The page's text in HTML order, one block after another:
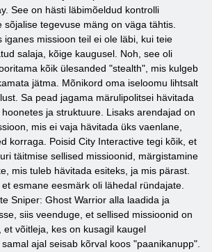
See on hästi läbimõeldud kontrolli
sõjalise tegevuse mäng on väga tähtis.
iganes missioon teil ei ole läbi, kui teie
salaja, kõige kaugusel. Noh, see oli
kõik ülesanded "stealth", mis kulgeb
jätma. Mõnikord oma iseloomu lihtsalt
Sa pead jagama märulipolitsei hävitada
ja struktuure. Lisaks arendajad on
mis ei vaja hävitada üks vaenlane,
korraga. Poisid City Interactive tegi kõik, et
täitmise sellised missioonid, märgistamine
mis tuleb hävitada esiteks, ja mis pärast.
esmane eesmärk oli lähedal ründajate.
Sniper: Ghost Warrior alla laadida ja
siis veenduge, et sellised missioonid on
et võitleja, kes on kusagil kaugel
ajal seisab kõrval koos "paanikanupp".